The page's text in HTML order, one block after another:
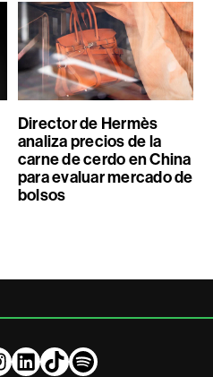
Director de Hermès
analiza precios de la
carne de cerdo en China
para evaluar mercado de
bolsos